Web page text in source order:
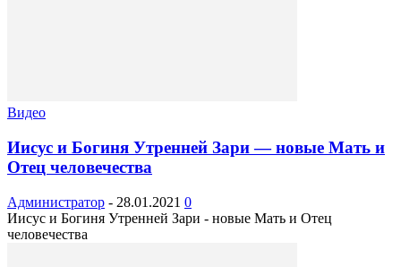
Видео
Иисус и Богиня Утренней Зари — новые Мать и
Отец человечества
Администратор - 28.01.2021 0
Иисус и Богиня Утренней Зари - новые Мать и Отец
человечества